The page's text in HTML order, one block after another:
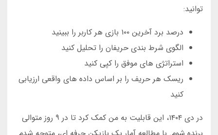
توانید:
درصد برد آخرین ۱۰۰ بازی هر کاربر را ببینید
الگوی شرط بندی حریفان را تحلیل کنید
استراتژی های موفق را کپی کنید
ریسک هر حریف را بر اساس داده های واقعی ارزیابی
کنید
در دی ۱۴۰۴، این قابلیت به من کمک کرد تا در ۹ روز متوالی